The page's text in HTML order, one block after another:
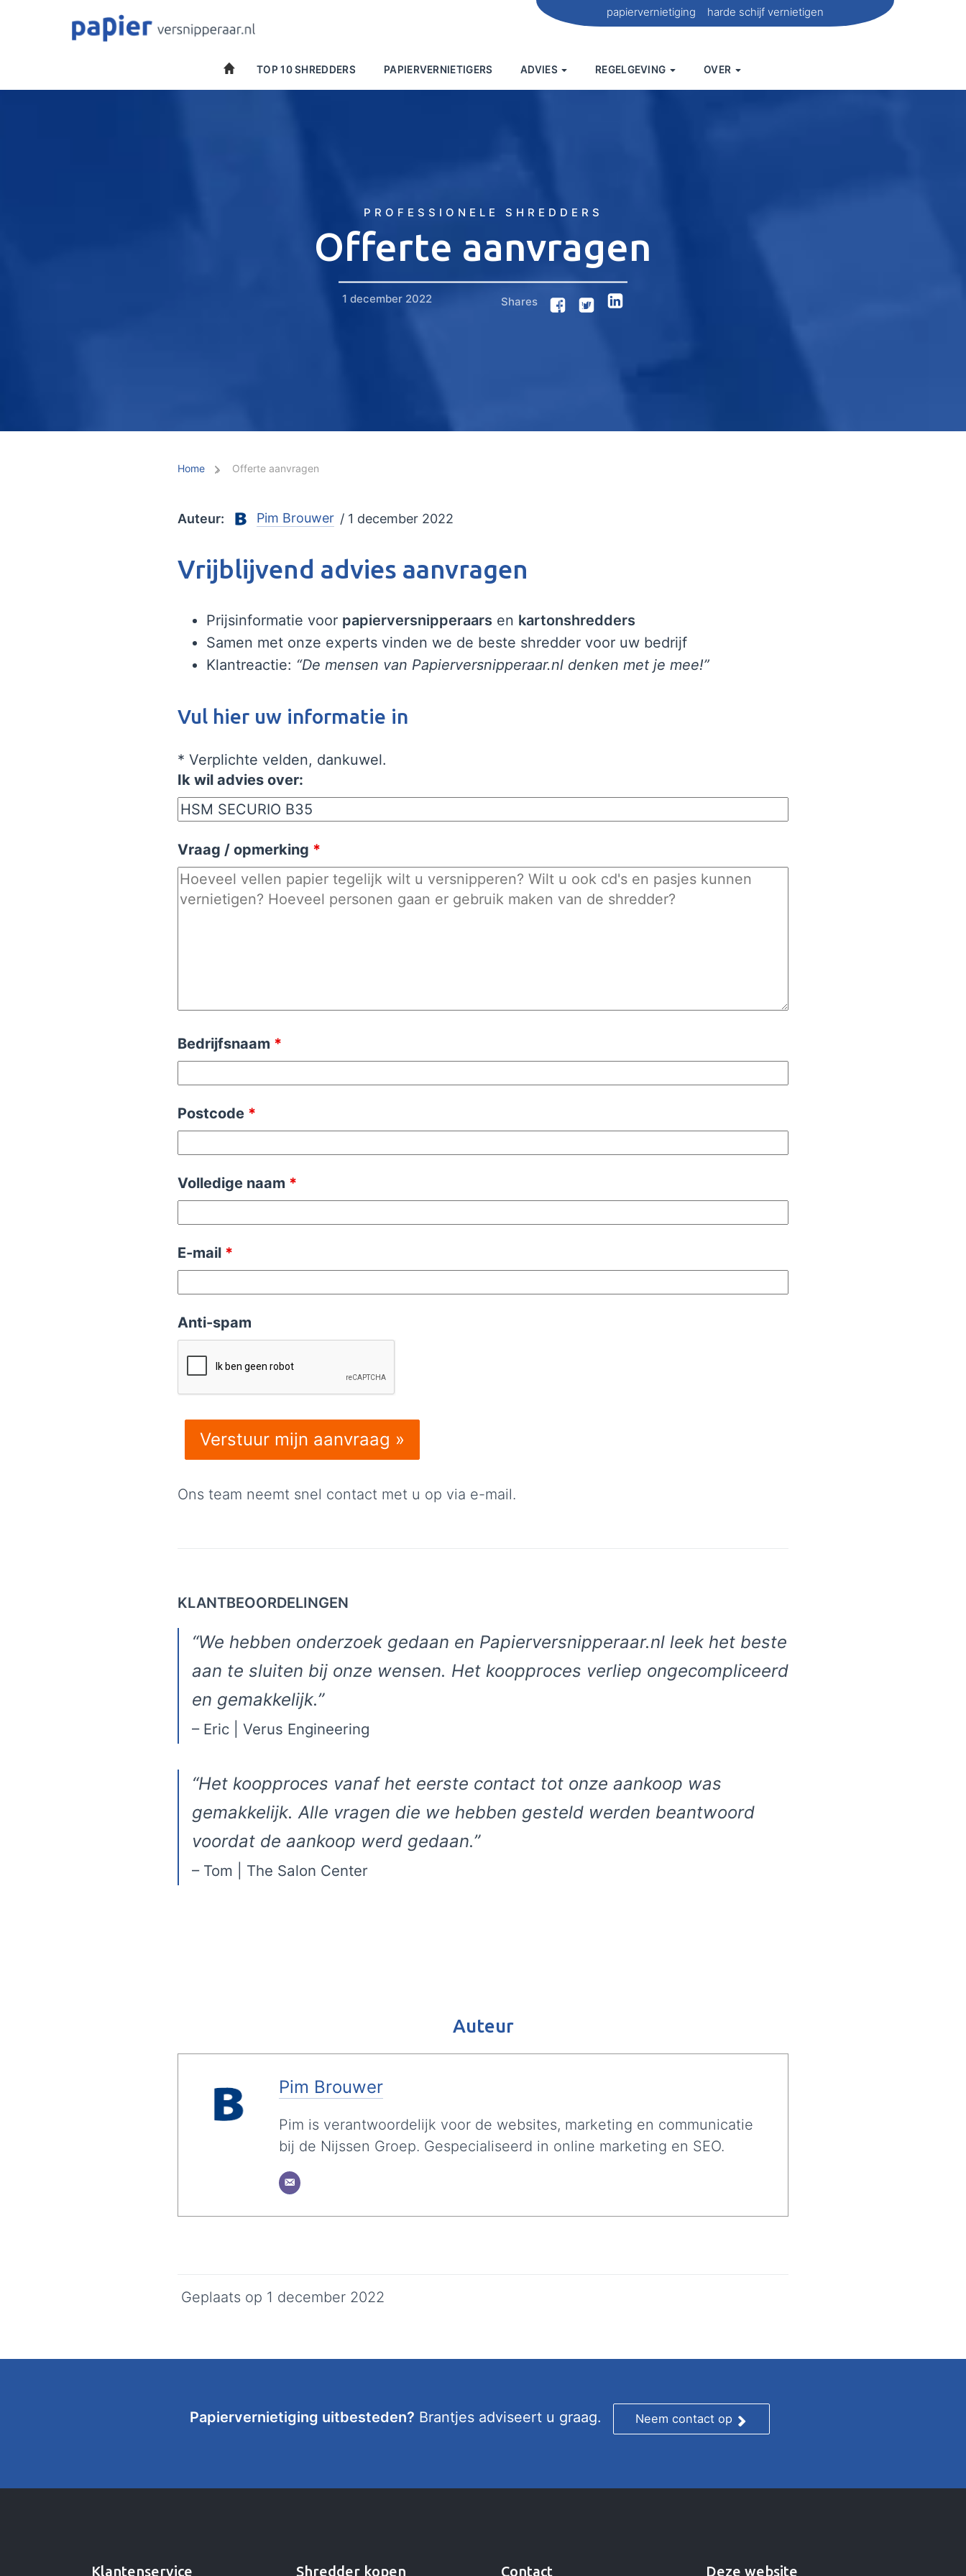
papiervernietiging harde schijf vernietigen
TOP 10 SHREDDERS PAPIERVERNIETIGERS ADVIES REGELGEVING OVER
PROFESSIONELE SHREDDERS
Offerte aanvragen
1 december 2022 Shares
Home Offerte aanvragen
Auteur: Pim Brouwer / 1 december 2022
Vrijblijvend advies aanvragen
Prijsinformatie voor papierversnipperaars en kartonshredders
Samen met onze experts vinden we de beste shredder voor uw bedrijf
Klantreactie: “De mensen van Papierversnipperaar.nl denken met je mee!”
Vul hier uw informatie in
* Verplichte velden, dankuwel.
Ik wil advies over:
Vraag / opmerking *
Bedrijfsnaam *
Postcode *
Volledige naam *
E-mail *
Anti-spam
Ons team neemt snel contact met u op via e-mail.
KLANTBEOORDELINGEN
“We hebben onderzoek gedaan en Papierversnipperaar.nl leek het beste
aan te sluiten bij onze wensen. Het koopproces verliep ongecompliceerd
en gemakkelijk.”
– Eric | Verus Engineering
“Het koopproces vanaf het eerste contact tot onze aankoop was
gemakkelijk. Alle vragen die we hebben gesteld werden beantwoord
voordat de aankoop werd gedaan.”
– Tom | The Salon Center
Auteur
Pim Brouwer
Pim is verantwoordelijk voor de websites, marketing en communicatie
bij de Nijssen Groep. Gespecialiseerd in online marketing en SEO.
Geplaats op 1 december 2022
Papiervernietiging uitbesteden? Brantjes adviseert u graag. Neem contact op
Klantenservice Shredder kopen Contact Deze website